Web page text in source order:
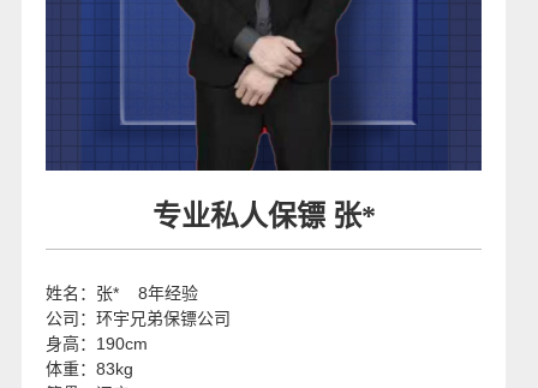
专业私人保镖 张*
姓名： 张* 8年经验
公司： 环宇兄弟保镖公司
身高： 190cm
体重： 83kg